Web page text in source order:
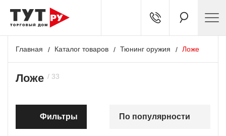
Главная Каталог товаров Тюнинг оружия Ложе
Ложе
Фильтры По популярности